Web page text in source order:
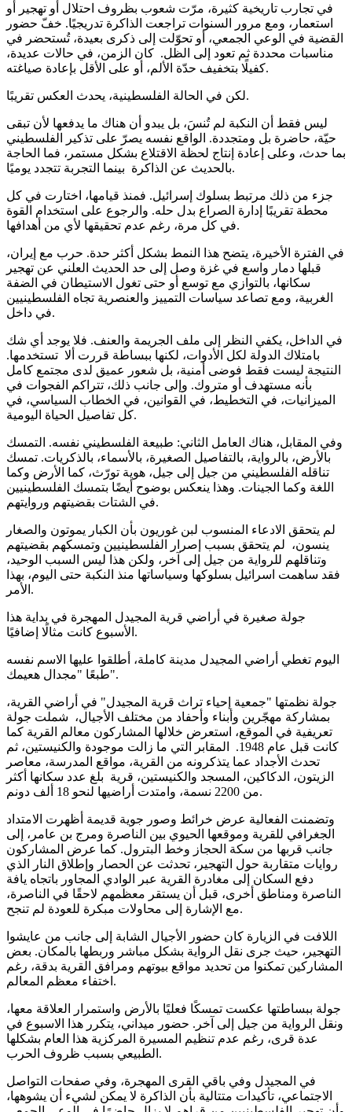
في تجارب تاريخية كثيرة، مرّت شعوب بظروف احتلال أو تهجير أو
استعمار، ومع مرور السنوات تراجعت الذاكرة تدريجيًا. خفّ حضور
القضية في الوعي الجمعي، أو تحوّلت إلى ذكرى بعيدة، تُستحضر في
مناسبات محددة ثم تعود إلى الظل. كان الزمن، في حالات عديدة،
كفيلًا بتخفيف حدّة الألم، أو على الأقل بإعادة صياغته.
لكن في الحالة الفلسطينية، يحدث العكس تقريبًا.
ليس فقط أن النكبة لم تُنسَ، بل يبدو أن هناك ما يدفعها لأن تبقى
حيّة، حاضرة بل ومتجددة. الواقع نفسه يصرّ على تذكير الفلسطيني
بما حدث، وعلى إعادة إنتاج لحظة الاقتلاع بشكل مستمر، فما الحاجة
بالحديث عن الذاكرة بينما التجربة تتجدد يوميًا.
جزء من ذلك مرتبط بسلوك إسرائيل. فمنذ قيامها، اختارت في كل
محطة تقريبًا إدارة الصراع بدل حله. والرجوع على استخدام القوة
في كل مرة، رغم عدم تحقيقها لأي من أهدافها.
في الفترة الأخيرة، يتضح هذا النمط بشكل أكثر حدة. حرب مع إيران،
قبلها دمار واسع في غزة وصل إلى حد الحديث العلني عن تهجير
سكانها، بالتوازي مع توسع أو حتى تغول الاستيطان في الضفة
الغربية، ومع تصاعد سياسات التمييز والعنصرية تجاه الفلسطينيين
في داخل.
في الداخل، يكفي النظر إلى ملف الجريمة والعنف. فلا يوجد أي شك
بامتلاك الدولة لكل الأدوات، لكنها ببساطة قررت ألا تستخدمها.
النتيجة ليست فقط فوضى أمنية، بل شعور عميق لدى مجتمع كامل
بأنه مستهدف أو متروك. وإلى جانب ذلك، تتراكم الفجوات في
الميزانيات، في التخطيط، في القوانين، في الخطاب السياسي، في
كل تفاصيل الحياة اليومية.
وفي المقابل، هناك العامل الثاني: طبيعة الفلسطيني نفسه. التمسك
بالأرض، بالرواية، بالتفاصيل الصغيرة، بالأسماء، بالذكريات. تمسك
تناقله الفلسطيني من جيل إلى جيل، هوية تورّث، كما الأرض وكما
اللغة وكما الجينات. وهذا ينعكس بوضوح أيضًا بتمسك الفلسطينيين
في الشتات بقضيتهم وروايتهم.
لم يتحقق الادعاء المنسوب لبن غوريون بأن الكبار يموتون والصغار
ينسون، لم يتحقق بسبب إصرار الفلسطينيين وتمسكهم بقضيتهم
وتناقلهم للرواية من جيل إلى آخر، ولكن هذا ليس السبب الوحيد،
فقد ساهمت اسرائيل بسلوكها وسياساتها منذ النكبة حتى اليوم، بهذا
الأمر.
جولة صغيرة في أراضي قرية المجيدل المهجرة في بداية هذا
الأسبوع كانت مثالًا إضافيًا.
اليوم تغطي أراضي المجيدل مدينة كاملة، أطلقوا عليها الاسم نفسه
طبعًا "مجدال هعيمك".
جولة نظمتها "جمعية إحياء تراث قرية المجيدل" في أراضي القرية،
بمشاركة مهجّرين وأبناء وأحفاد من مختلف الأجيال، شملت جولة
تعريفية في الموقع، استعرض خلالها المشاركون معالم القرية كما
كانت قبل عام 1948. المقابر التي ما زالت موجودة والكنيستين، ثم
تحدث الأجداد عما يتذكرونه من القرية، مواقع المدرسة، معاصر
الزيتون، الدكاكين، المسجد والكنيستين، قرية بلغ عدد سكانها أكثر
من 2200 نسمة، وامتدت أراضيها لنحو 18 ألف دونم.
وتضمنت الفعالية عرض خرائط وصور جوية قديمة أظهرت الامتداد
الجغرافي للقرية وموقعها الحيوي بين الناصرة ومرج بن عامر، إلى
جانب قربها من سكة الحجاز وخط البترول. كما عرض المشاركون
روايات متقاربة حول التهجير، تحدثت عن الحصار وإطلاق النار الذي
دفع السكان إلى مغادرة القرية عبر الوادي المجاور باتجاه يافة
الناصرة ومناطق أخرى، قبل أن يستقر معظمهم لاحقًا في الناصرة،
مع الإشارة إلى محاولات مبكرة للعودة لم تنجح.
اللافت في الزيارة كان حضور الأجيال الشابة إلى جانب من عايشوا
التهجير، حيث جرى نقل الرواية بشكل مباشر وربطها بالمكان. بعض
المشاركين تمكنوا من تحديد مواقع بيوتهم ومرافق القرية بدقة، رغم
اختفاء معظم المعالم.
جولة ببساطتها عكست تمسكًا فعليًا بالأرض واستمرار العلاقة معها،
ونقل الرواية من جيل إلى آخر. حضور ميداني، يتكرر هذا الاسبوع في
عدة قرى، رغم عدم تنظيم المسيرة المركزية هذا العام بشكلها
الطبيعي بسبب ظروف الحرب.
في المجيدل وفي باقي القرى المهجرة، وفي صفحات التواصل
الاجتماعي، تأكيدات متتالية بأن الذاكرة لا يمكن لشيء أن يشوهها،